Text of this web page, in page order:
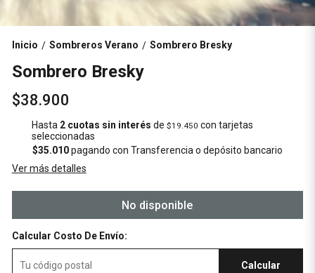
Inicio / Sombreros Verano / Sombrero Bresky
Sombrero Bresky
$38.900
Hasta 2 cuotas sin interés de $19.450 con tarjetas
seleccionadas
$35.010pagando con Transferencia o depósito bancario
Ver más detalles
No disponible
Calcular Costo De Envío:
Calcular